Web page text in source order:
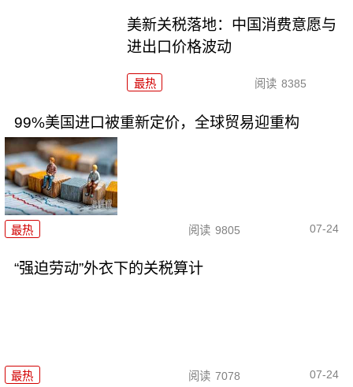
美新关税落地：中国消费意愿与
进出口价格波动
最热 阅读 8385
99%美国进口被重新定价，全球贸易迎重构
最热 阅读 9805 07-24
“强迫劳动”外衣下的关税算计
最热 阅读 7078 07-24